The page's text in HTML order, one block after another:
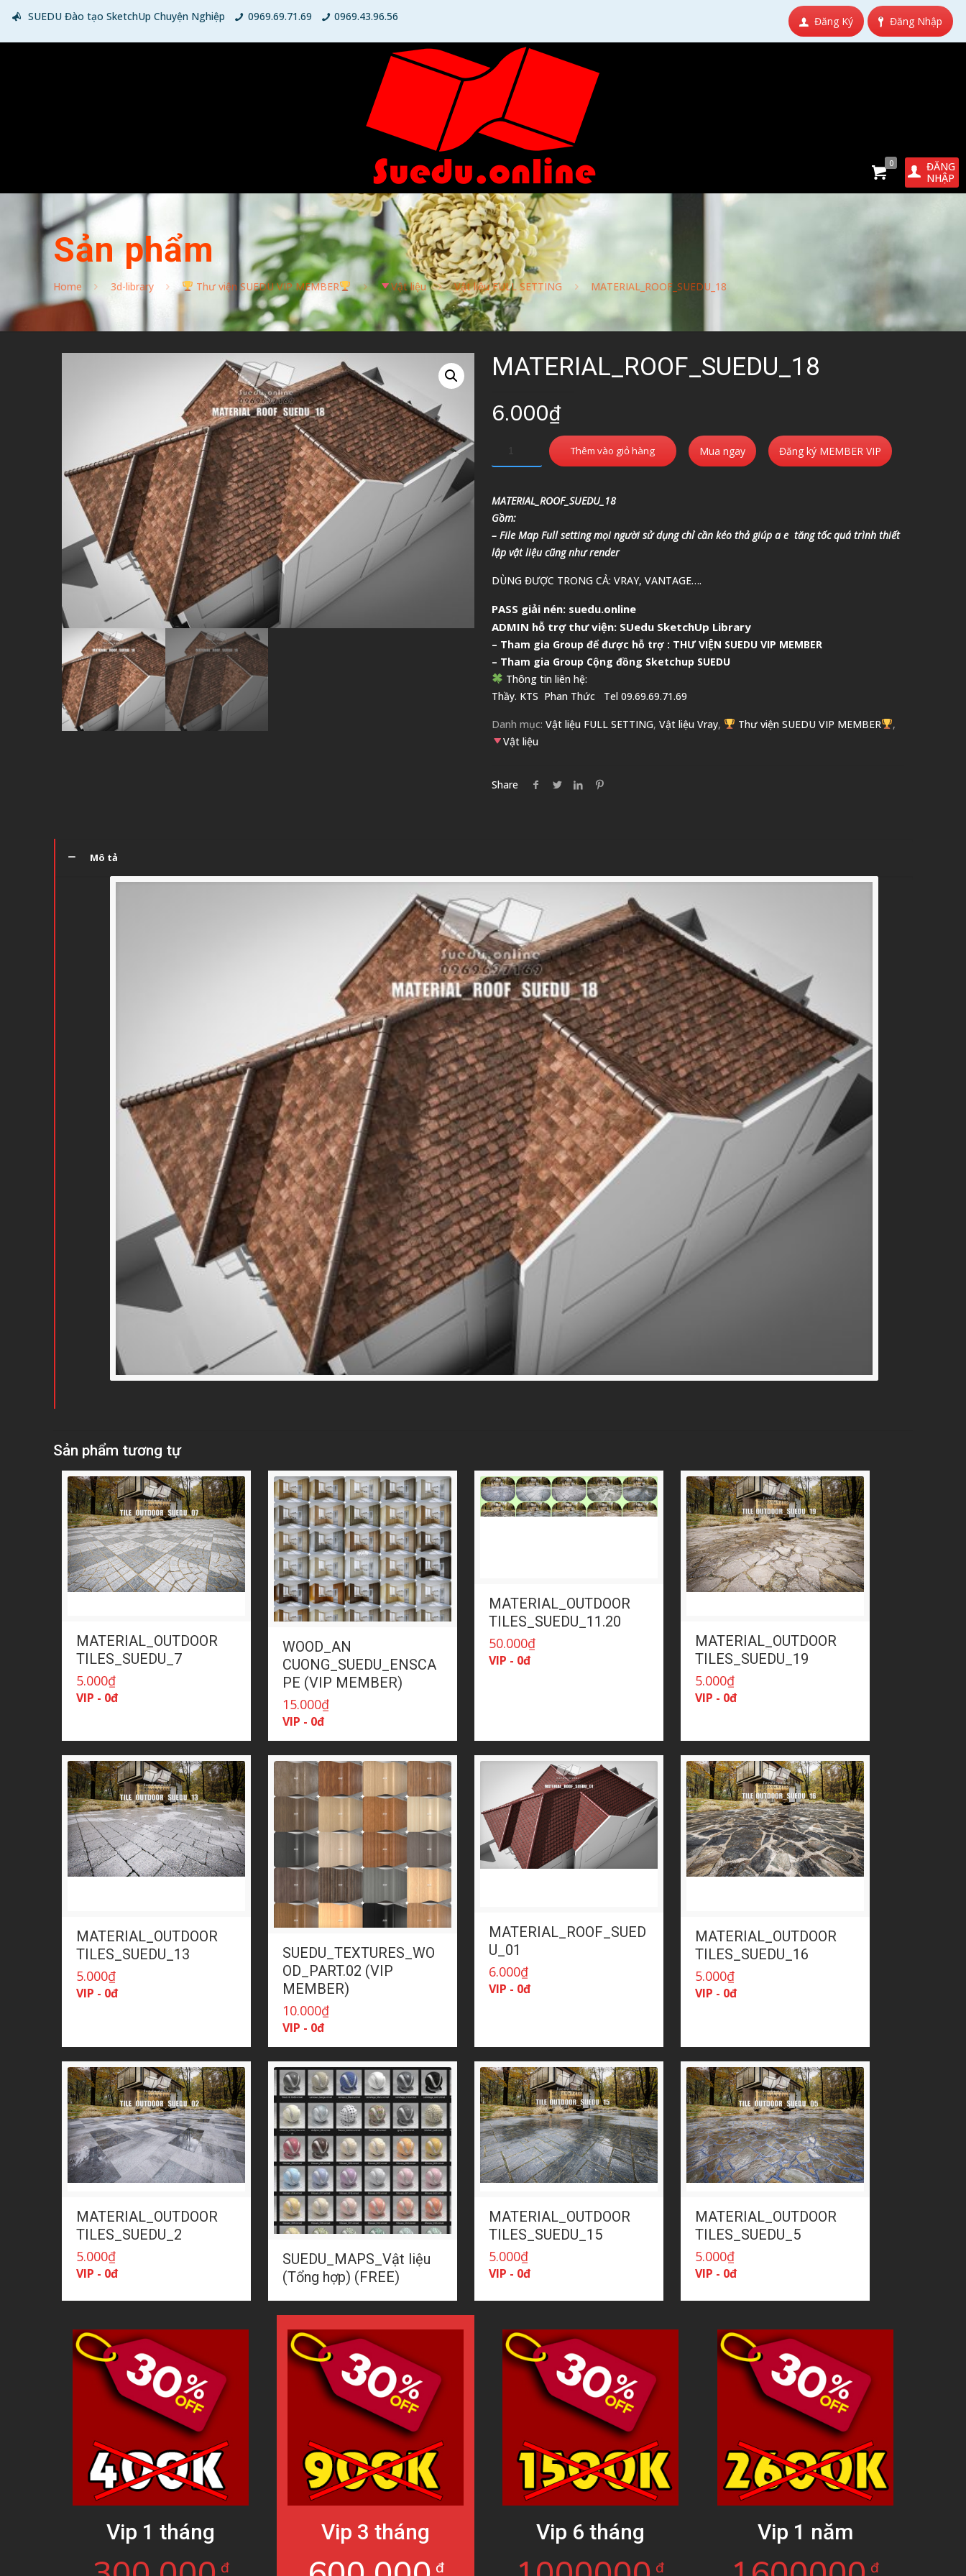
SUEDU Đào tạo SketchUp Chuyện Nghiệp 0969.69.71.69 0969.43.96.56 Đăng Nhập
Đăng Ký
0
ĐĂNG
NHẬP
Sản phẩm
Home 3d-library Thư viện SUEDU VIP MEMBER Vật liệu Vật liệu FULL SETTING MATERIAL_ROOF_SUEDU_18
MATERIAL_ROOF_SUEDU_18
6.000₫
Thêm vào giỏ hàng Mua ngay Đăng ký MEMBER VIP
MATERIAL_ROOF_SUEDU_18
Gồm:
– File Map Full setting mọi người sử dụng chỉ cần kéo thả giúp a e tăng tốc quá trình thiết
lập vật liệu cũng như render
DÙNG ĐƯỢC TRONG CẢ: VRAY, VANTAGE….
PASS giải nén: suedu.online
ADMIN hỗ trợ thư viện: SUedu SketchUp Library
– Tham gia Group để được hỗ trợ : THƯ VIỆN SUEDU VIP MEMBER
– Tham gia Group Cộng đồng Sketchup SUEDU
Thông tin liên hệ:
Thầy. KTS Phan ThứcTel 09.69.69.71.69
Danh mục: Vật liệu FULL SETTING, Vật liệu Vray, Thư viện SUEDU VIP MEMBER
,
Vật liệu
Share
Mô tả
Sản phẩm tương tự
MATERIAL_OUTDOOR
TILES_SUEDU_7
5.000₫
VIP - 0đ
WOOD_AN
CUONG_SUEDU_ENSCA
PE (VIP MEMBER)
15.000₫
VIP - 0đ
MATERIAL_OUTDOOR
TILES_SUEDU_11.20
50.000₫
VIP - 0đ
MATERIAL_OUTDOOR
TILES_SUEDU_19
5.000₫
VIP - 0đ
MATERIAL_OUTDOOR
TILES_SUEDU_13
5.000₫
VIP - 0đ
SUEDU_TEXTURES_WO
OD_PART.02 (VIP
MEMBER)
10.000₫
VIP - 0đ
MATERIAL_ROOF_SUED
U_01
6.000₫
VIP - 0đ
MATERIAL_OUTDOOR
TILES_SUEDU_16
5.000₫
VIP - 0đ
MATERIAL_OUTDOOR
TILES_SUEDU_2
5.000₫
VIP - 0đ
SUEDU_MAPS_Vật liệu
(Tổng hợp) (FREE)
MATERIAL_OUTDOOR
TILES_SUEDU_15
5.000₫
VIP - 0đ
MATERIAL_OUTDOOR
TILES_SUEDU_5
5.000₫
VIP - 0đ
Vip 1 tháng
đ
Vip 3 tháng
đ
Vip 6 tháng
đ
Vip 1 năm
đ